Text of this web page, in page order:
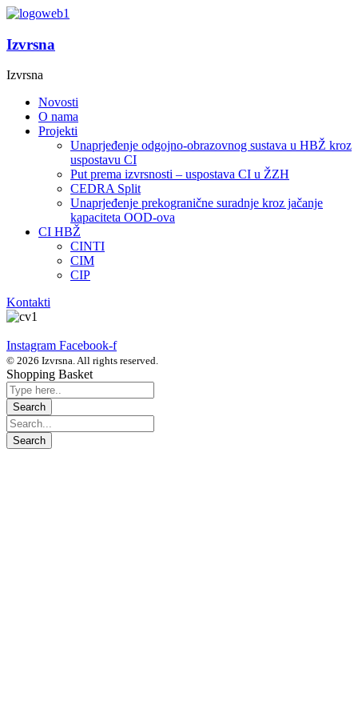
Izvrsna
Izvrsna
Novosti
O nama
Projekti
Unaprjeđenje odgojno-obrazovnog sustava u HBŽ kroz
uspostavu CI
Put prema izvrsnosti – uspostava CI u ŽZH
CEDRA Split
Unaprjeđenje prekogranične suradnje kroz jačanje
kapaciteta OOD-ova
CI HBŽ
CINTI
CIM
CIP
Kontakti
Instagram Facebook-f
© 2026 Izvrsna. All rights reserved.
Shopping Basket